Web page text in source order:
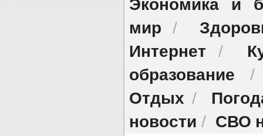
мир /
Интернет /
образование
Отдых /
новости / СВО